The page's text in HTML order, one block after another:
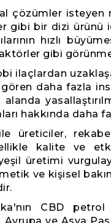
çözümler
gibi bir dizi ürünü
hızlı
gibi
ilaçlardan
daha fazla
alanda
hakkında daha
üreticiler,
kalite ve
üretimi
ve kişisel
CBD petrol